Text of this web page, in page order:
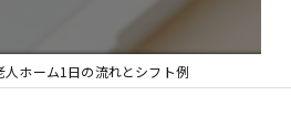
ホーム1日の流れとシフト例